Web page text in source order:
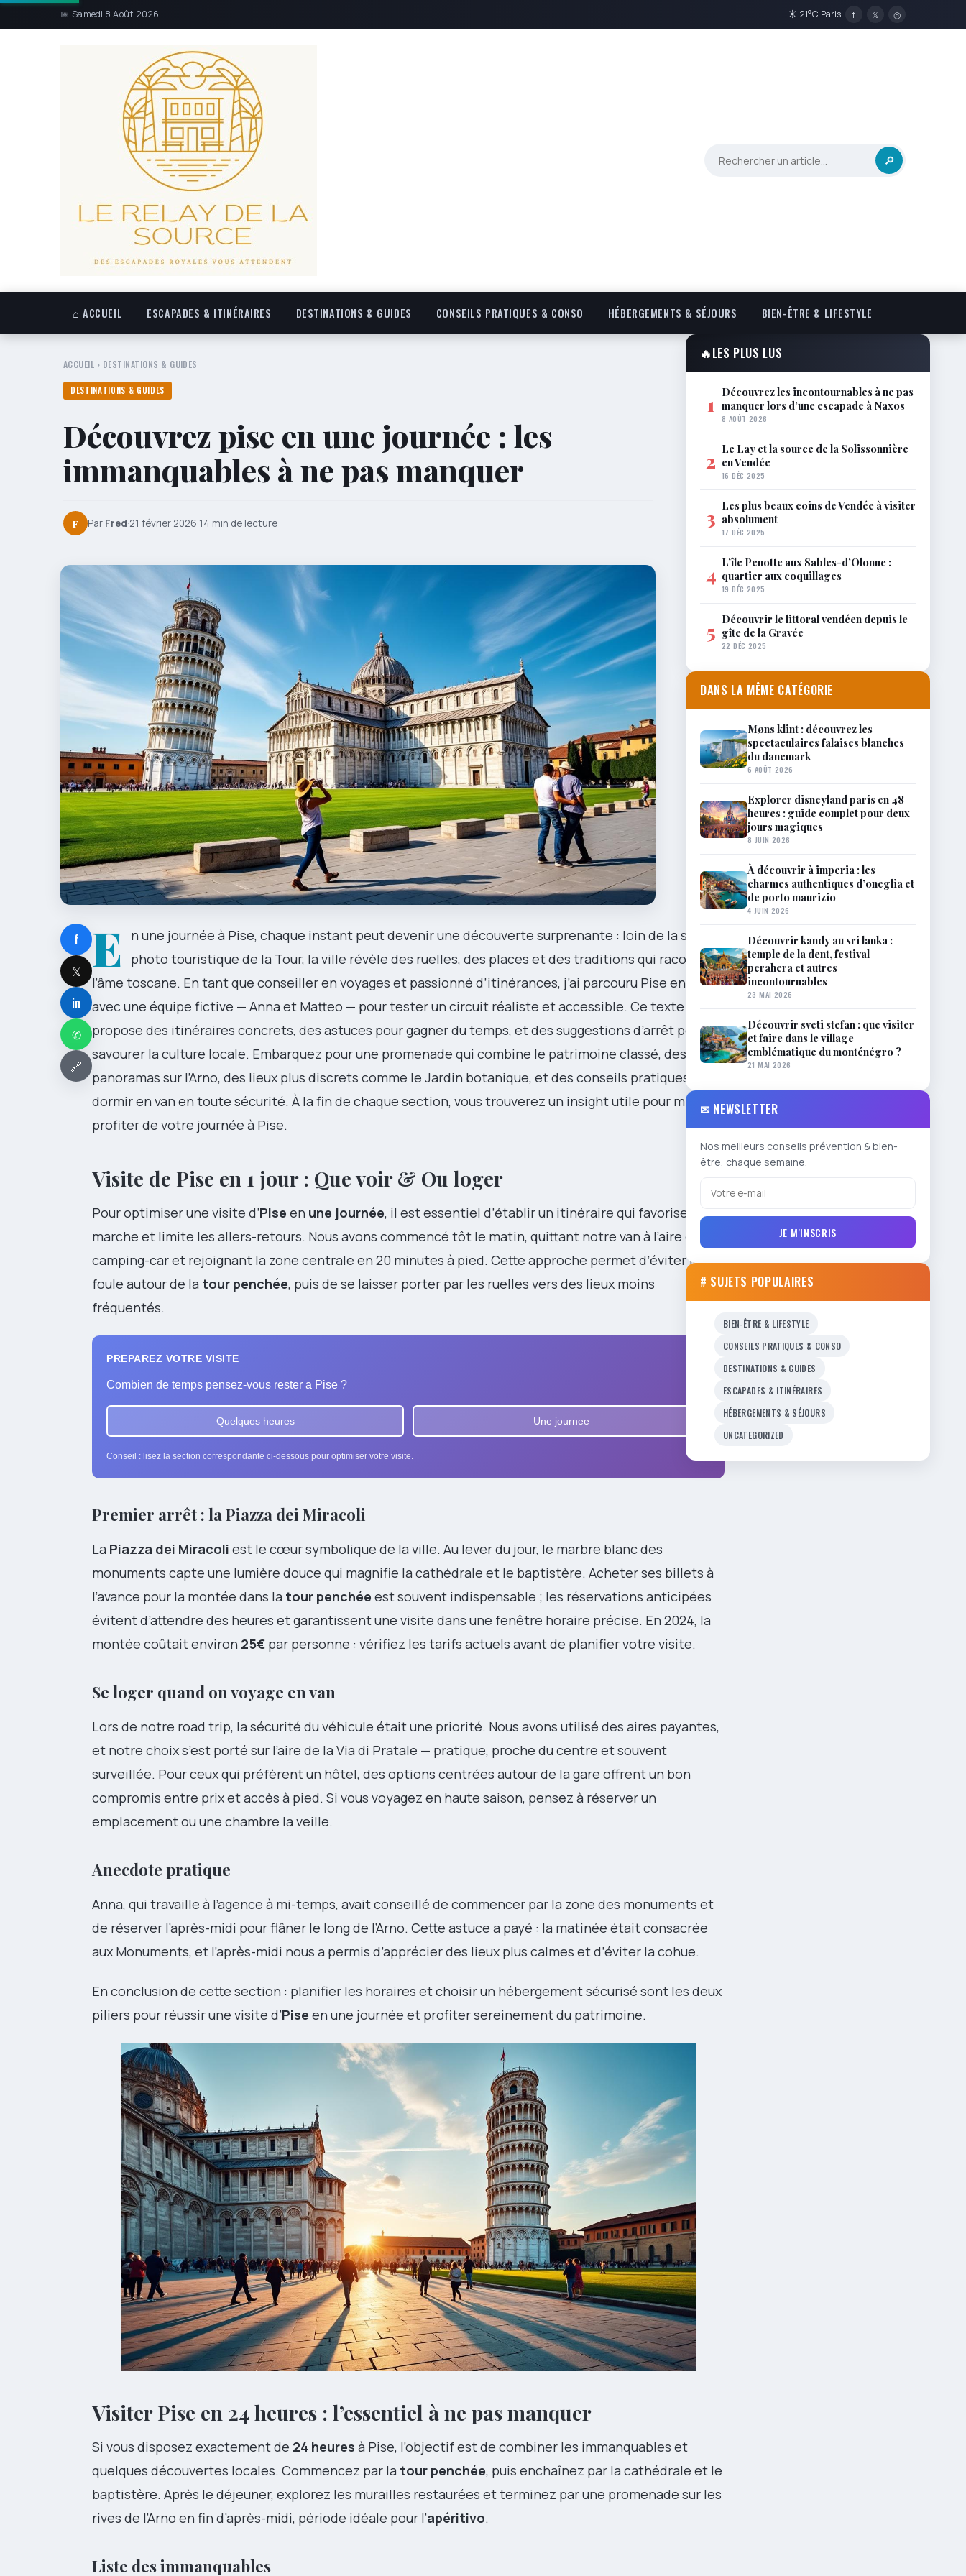
📅 Samedi 8 Août 2026 ☀ 21°C Paris f 𝕏 ◎
🔎
⌂ ACCUEIL ESCAPADES & ITINÉRAIRES DESTINATIONS & GUIDES CONSEILS PRATIQUES & CONSO HÉBERGEMENTS & SÉJOURS BIEN-ÊTRE & LIFESTYLE
ACCUEIL › DESTINATIONS & GUIDES
DESTINATIONS & GUIDES
Découvrez pise en une journée : les
immanquables à ne pas manquer
F Par Fred·21 février 2026·14 min de lecture
f
𝕏
in
✆
🔗
E
n une journée à Pise, chaque instant peut devenir une découverte surprenante : loin de la simple
photo touristique de la Tour, la ville révèle des ruelles, des places et des traditions qui racontent
l’âme toscane. En tant que conseiller en voyages et passionné d’itinérances, j’ai parcouru Pise en van
avec une équipe fictive — Anna et Matteo — pour tester un circuit réaliste et accessible. Ce texte
propose des itinéraires concrets, des astuces pour gagner du temps, et des suggestions d’arrêt pour
savourer la culture locale. Embarquez pour une promenade qui combine le patrimoine classé, des
panoramas sur l’Arno, des lieux plus discrets comme le Jardin botanique, et des conseils pratiques pour
dormir en van en toute sécurité. À la fin de chaque section, vous trouverez un insight utile pour mieux
profiter de votre journée à Pise.
Visite de Pise en 1 jour : Que voir & Ou loger
Pour optimiser une visite d’Pise en une journée, il est essentiel d’établir un itinéraire qui favorise la
marche et limite les allers-retours. Nous avons commencé tôt le matin, quittant notre van à l’aire de
camping-car et rejoignant la zone centrale en 20 minutes à pied. Cette approche permet d’éviter la
foule autour de la tour penchée, puis de se laisser porter par les ruelles vers des lieux moins
fréquentés.
PREPAREZ VOTRE VISITE
Combien de temps pensez-vous rester a Pise ?
Quelques heures Une journee
Conseil : lisez la section correspondante ci-dessous pour optimiser votre visite.
Premier arrêt : la Piazza dei Miracoli
La Piazza dei Miracoli est le cœur symbolique de la ville. Au lever du jour, le marbre blanc des
monuments capte une lumière douce qui magnifie la cathédrale et le baptistère. Acheter ses billets à
l’avance pour la montée dans la tour penchée est souvent indispensable ; les réservations anticipées
évitent d’attendre des heures et garantissent une visite dans une fenêtre horaire précise. En 2024, la
montée coûtait environ 25€ par personne : vérifiez les tarifs actuels avant de planifier votre visite.
Se loger quand on voyage en van
Lors de notre road trip, la sécurité du véhicule était une priorité. Nous avons utilisé des aires payantes,
et notre choix s’est porté sur l’aire de la Via di Pratale — pratique, proche du centre et souvent
surveillée. Pour ceux qui préfèrent un hôtel, des options centrées autour de la gare offrent un bon
compromis entre prix et accès à pied. Si vous voyagez en haute saison, pensez à réserver un
emplacement ou une chambre la veille.
Anecdote pratique
Anna, qui travaille à l’agence à mi-temps, avait conseillé de commencer par la zone des monuments et
de réserver l’après-midi pour flâner le long de l’Arno. Cette astuce a payé : la matinée était consacrée
aux Monuments, et l’après-midi nous a permis d’apprécier des lieux plus calmes et d’éviter la cohue.
En conclusion de cette section : planifier les horaires et choisir un hébergement sécurisé sont les deux
piliers pour réussir une visite d’Pise en une journée et profiter sereinement du patrimoine.
Visiter Pise en 24 heures : l’essentiel à ne pas manquer
Si vous disposez exactement de 24 heures à Pise, l’objectif est de combiner les immanquables et
quelques découvertes locales. Commencez par la tour penchée, puis enchaînez par la cathédrale et le
baptistère. Après le déjeuner, explorez les murailles restaurées et terminez par une promenade sur les
rives de l’Arno en fin d’après-midi, période idéale pour l’apéritivo.
Liste des immanquables
🔥LES PLUS LUS
1 Découvrez les incontournables à ne pas
manquer lors d’une escapade à Naxos
8 AOÛT 2026
2 Le Lay et la source de la Solissonnière
en Vendée
16 DÉC 2025
3 Les plus beaux coins de Vendée à visiter
absolument
17 DÉC 2025
4 L’île Penotte aux Sables-d’Olonne :
quartier aux coquillages
19 DÉC 2025
5 Découvrir le littoral vendéen depuis le
gîte de la Gravée
22 DÉC 2025
DANS LA MÊME CATÉGORIE
Møns klint : découvrez les
spectaculaires falaises blanches
du danemark
6 AOÛT 2026
Explorer disneyland paris en 48
heures : guide complet pour deux
jours magiques
8 JUIN 2026
À découvrir à imperia : les
charmes authentiques d’oneglia et
de porto maurizio
4 JUIN 2026
Découvrir kandy au sri lanka :
temple de la dent, festival
perahera et autres
incontournables
23 MAI 2026
Découvrir sveti stefan : que visiter
et faire dans le village
emblématique du monténégro ?
21 MAI 2026
✉ NEWSLETTER
Nos meilleurs conseils prévention & bien-
être, chaque semaine.
JE M'INSCRIS
# SUJETS POPULAIRES
BIEN-ÊTRE & LIFESTYLE
CONSEILS PRATIQUES & CONSO
DESTINATIONS & GUIDES
ESCAPADES & ITINÉRAIRES
HÉBERGEMENTS & SÉJOURS
UNCATEGORIZED